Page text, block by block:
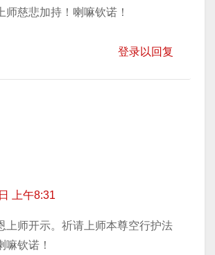
师慈悲加持！喇嘛钦诺！
登录以回复
上午8:31
上师开示。祈请上师本尊空行护法
嘛钦诺！